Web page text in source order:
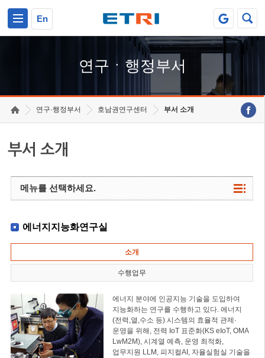
En
연구ㆍ행정부서
연구·행정부서 호남권연구센터 부서 소개
부서 소개
메뉴를 선택하세요.
에너지지능화연구실
소개
수행업무
에너지 분야에 인공지능 기술을 도입하여
지능화하는 연구를 수행하고 있다. 에너지
(전력,열,수소 등) 시스템의 효율적 관제·
운영을 위해, 전력 IoT 표준화(KS eIoT, OMA
LwM2M), 시계열 예측, 운영 최적화,
업무지원 LLM, 피지컬AI, 자율실험실 기술을